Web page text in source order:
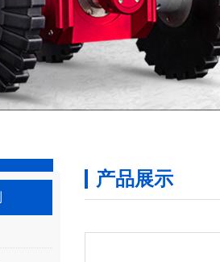
产品展示